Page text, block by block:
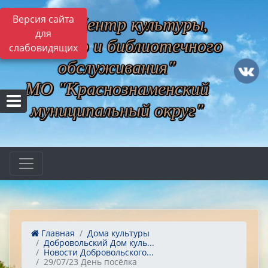
Версия сайта
для
слабовидящих
МБУ "Центр культуры,
музейного и библиотечного
обслуживания"
МО "Краснознаменский
муниципальный округ"
Главная
Дома культуры
Добровольский Дом куль...
Новости Добровольского...
29/07/23 День посёлка